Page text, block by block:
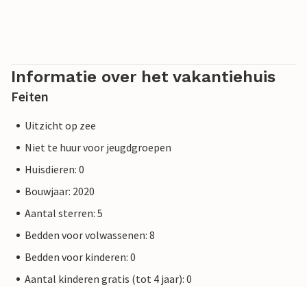
Informatie over het vakantiehuis
Feiten
Uitzicht op zee
Niet te huur voor jeugdgroepen
Huisdieren: 0
Bouwjaar: 2020
Aantal sterren: 5
Bedden voor volwassenen: 8
Bedden voor kinderen: 0
Aantal kinderen gratis (tot 4 jaar): 0